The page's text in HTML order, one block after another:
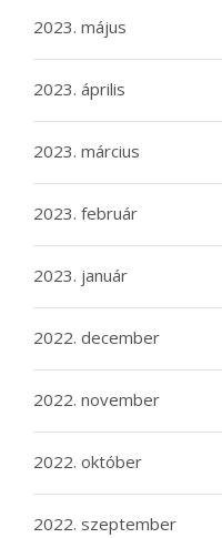
2023. május
2023. április
2023. március
2023. február
2023. január
2022. december
2022. november
2022. október
2022. szeptember